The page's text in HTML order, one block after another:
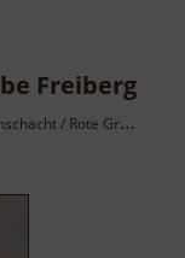
Freiberg
Grube / Osterzgebirge